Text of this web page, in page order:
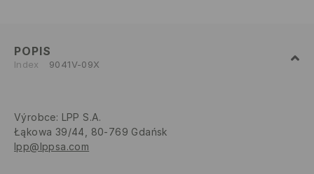
POPIS
Index 9041V-09X
Výrobce: LPP S.A.
Łąkowa 39/44, 80-769 Gdańsk
lpp@lppsa.com